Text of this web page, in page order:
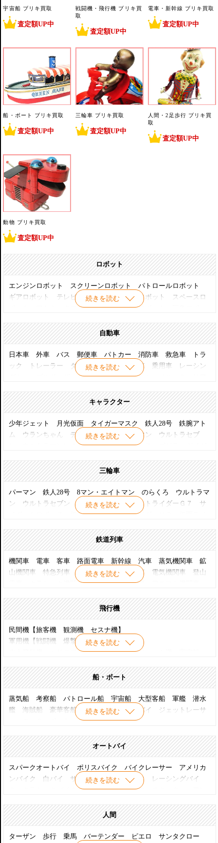
宇宙船 ブリキ買取
査定額UP中
戦闘機・飛行機 ブリキ買
取
査定額UP中
電車・新幹線 ブリキ買取
査定額UP中
船・ボート ブリキ買取
査定額UP中
三輪車 ブリキ買取
査定額UP中
人間・2足歩行 ブリキ買
取
査定額UP中
動物 ブリキ買取
査定額UP中
ロボット
続きを読む
エンジンロボット スクリーンロボット パトロールロボット
ギアロボット テレビロボット ピストンロボット スペースロ
ボット アトミックロボット クリスタルロボット 三角ロボッ
ボット トーキングロボット スパークリングロボット スパー
ボット レーダーロボット
自動車
続きを読む
日本車 外車 バス 郵便車 パトカー 消防車 救急車 トラ
ック トレーラー ダンプトラック 軍用車 乗用車 レーシン
グカー ブルドーザー クレーン車 パワーショベル キャリア
キャラクター
続きを読む
少年ジェット 月光仮面 タイガーマスク 鉄人28号 鉄腕アト
ム ウランちゃん ディズニー ウルトラマン ウルトラセブ
ン ウルトラマンレオ ウルトラマンA/エース ゴジラ ガイガ
トマン リボンの騎士 エイトマン/8マン 0戦はやと ペコちゃ
ビッグX パーマン メカンダーロボ ケロヨン 超人バロム1
ミラーマン マジンガーZ グレートマジンガー 勇者ライディー
ン ゲッターロボ ゲッター1 超電磁ロボ コンバトラーV 大空
スV ジェッターマルス UFOロボ グレンダイザー ゲッター
ンゼル スーパーロボット マッハバロン アクマイザー3 ザビ
タン 電人ザボーガー 科学忍者隊 ガッチャマン 合身戦隊 メカ
ンダーロボ UFO戦士 ダイアポロン ミラーマン デンジマン
ラゴン ジラース ロビン すーぱーくん シルバー仮面 おそ
松くん 魔神ガロン スーパージェッター 狼少年 ターザン
三輪車
続きを読む
パーマン 鉄人28号 8マン・エイトマン のらくろ ウルトラマ
ン ウルトラセブン ウルトラマンタロウ トライダーＧ７ サ
イボットロボッチ 仮面ライダー 仮面ライダーＶ３ 仮面ライ
バットの冒険 樫の木モック 飛べ！孫悟空 月光仮面 シルバ
ン ロボットはっちゃん ビッグX オバケのQ太郎 Q太郎 Ｐ子
ちゃん シルバー仮面 ケロヨン 鉄腕アトム 高速エスパー
ゲッターロボ ゲッター1 ゲッターロボ ゲッター2 ゲッター
レインボーマン エマちゃん おそ松くん ペコちゃん スペー
ジーグ ゴレンジャー 忍者ハットリ君 荒野の少年イサム
UFOロボ グレンダイザー 宇宙の騎士テッカマン ポパイ ライ
ディーン Ｘボンバー 変身忍者 嵐 快傑ライオン丸 マグマ大
ちゃん バットマン ジャンボーグＡ タイガーマスク アクマ
イザー3 ザンボット3 ドラゴンボール アンドロ超戦士 キャ
プテンスカーレット じゃじゃまる ダイアポロン あらいぐま
ラスカル アルプスの少女ハイジドナルドダック ミッキーマウ
鉄道列車
続きを読む
機関車 電車 客車 路面電車 新幹線 汽車 蒸気機関車 鉱
山機関車 特急列車 急行列車 地下鉄電車 電気機関車 登山
電車 クラシック機関車 エクスプレス汽車 アニマル機関車
飛行機
続きを読む
民間機【旅客機 観測機 セスナ機】
軍用機【戦闘機 爆撃機】
水上飛行機 ヘリコプター プロペラ機 ジェット機 宇宙船
船・ボート
続きを読む
蒸気船 考察船 パトロール船 宇宙船 大型客船 軍艦 潜水
艦 海賊船 豪華客船 客船 水上オートバイ ジェットレーサ
オートバイ
続きを読む
スパークオートバイ ポリスバイク バイクレーサー アメリカ
ンバイク 白バイ サイドカー 旧車バイク レーシングバイ
ク クラシックバイク インディアンバイク スクーター アン
人間
ターザン 歩行 乗馬 バーテンダー ピエロ サンタクロー